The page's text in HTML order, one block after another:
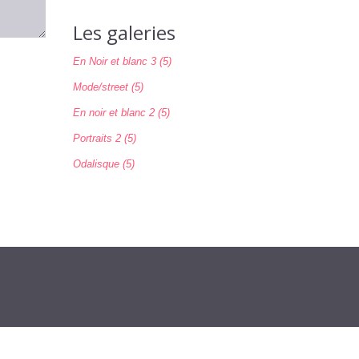
Les galeries
En Noir et blanc 3 (5)
Mode/street (5)
En noir et blanc 2 (5)
Portraits 2 (5)
Odalisque (5)